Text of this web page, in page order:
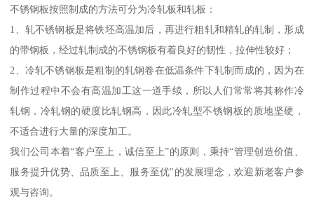
不锈钢板按照制成的方法可分为冷轧板和轧板：
1、轧不锈钢板是将铁坯高温加后，再进行粗轧和精轧的轧制，形成
的带钢板，经过轧制成的不锈钢板有着良好的韧性，拉伸性较好；
2、冷轧不锈钢板是粗制的轧钢卷在低温条件下轧制而成的，因为在
制作过程中不会有高温加工这一道手续，所以人们常常将其称作冷
轧钢，冷轧钢的硬度比轧钢高，因此冷轧型不锈钢板的质地坚硬，
不适合进行大量的深度加工。
我们公司本着“客户至上，诚信至上”的原则，秉持“管理创造价值、
服务提升优势、品质至上、服务至优"的发展理念，欢迎新老客户参
观与咨询。